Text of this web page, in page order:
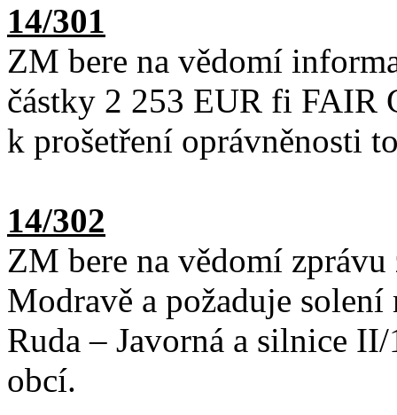
14/301
ZM bere na vědomí
částky 2 253 EUR fi FAIR
k prošetření oprávněnosti
14/302
ZM bere na vědomí
Modravě a požaduje
Ruda – Javorná a silnice
obcí.